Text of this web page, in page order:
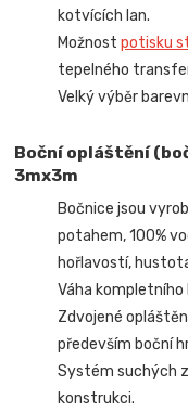
kotvících lan.
Možnostpotisku
tepelného
Velký výběr
Boční opláštění
3mx3m
Bočnice jsou
potahem, 100%
hořlavostí,
Váha kompletního
Zdvojené
především boční
Systém suchých
konstrukci.